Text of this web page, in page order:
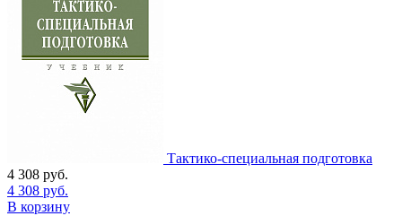
Тактико-специальная подготовка
4 308 руб.
4 308 руб.
В корзину